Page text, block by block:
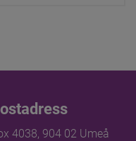
4038, 904 02 Umeå